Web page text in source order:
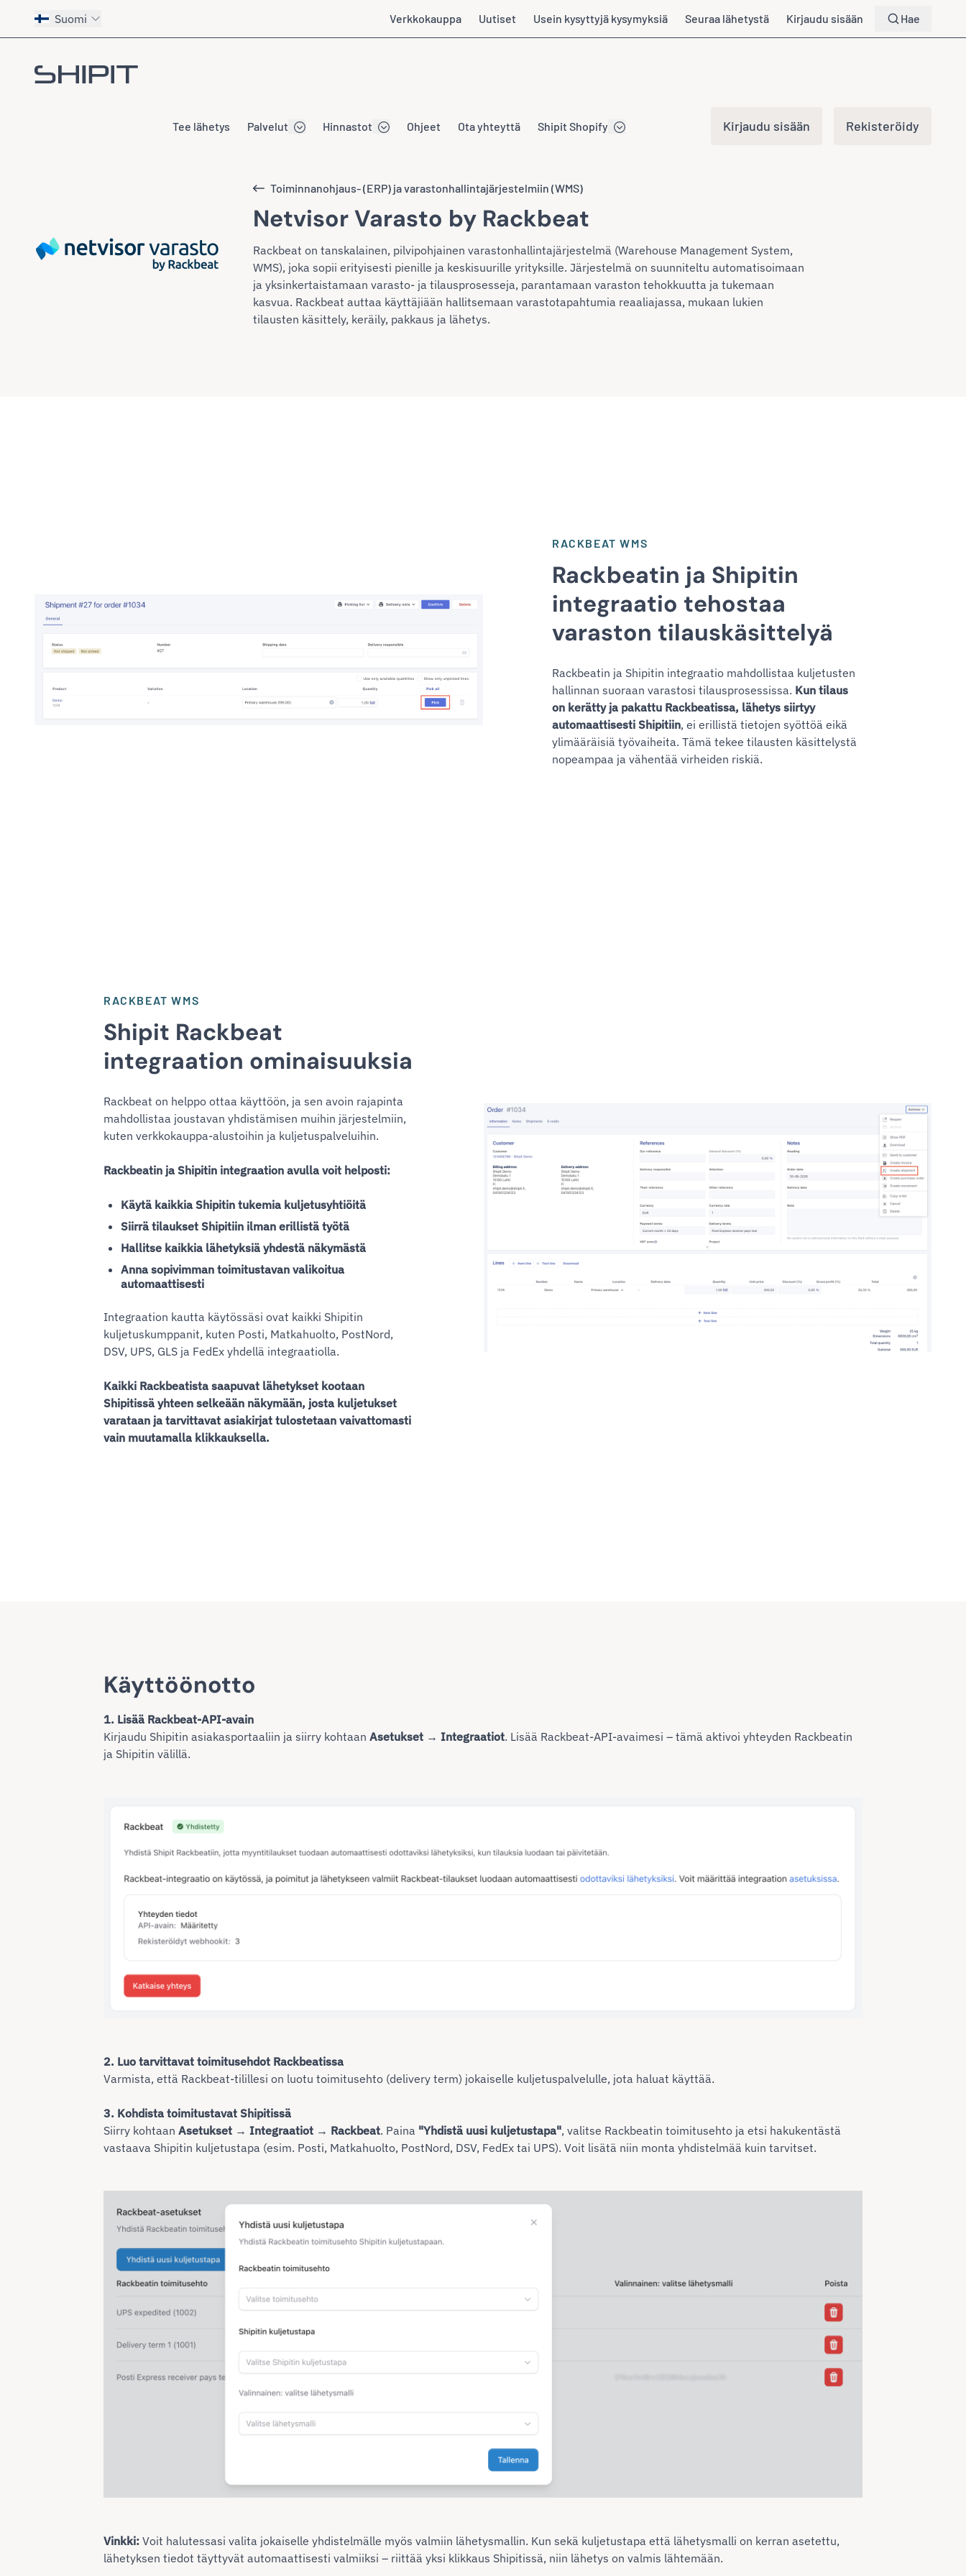
Suomi Verkkokauppa Uutiset Usein kysyttyjä kysymyksiä Seuraa lähetystä Kirjaudu sisään Hae
Siirry etusivulle
Tee lähetys Palvelut Hinnastot Ohjeet Ota yhteyttä Shipit Shopify Kirjaudu sisään Rekisteröidy
Toiminnanohjaus- (ERP) ja varastonhallintajärjestelmiin (WMS)
Netvisor Varasto by Rackbeat
Rackbeat on tanskalainen, pilvipohjainen varastonhallintajärjestelmä (Warehouse Management System,
WMS), joka sopii erityisesti pienille ja keskisuurille yrityksille. Järjestelmä on suunniteltu automatisoimaan
ja yksinkertaistamaan varasto- ja tilausprosesseja, parantamaan varaston tehokkuutta ja tukemaan
kasvua. Rackbeat auttaa käyttäjiään hallitsemaan varastotapahtumia reaaliajassa, mukaan lukien
tilausten käsittely, keräily, pakkaus ja lähetys.
RACKBEAT WMS
Rackbeatin ja Shipitin
integraatio tehostaa
varaston tilauskäsittelyä
Rackbeatin ja Shipitin integraatio mahdollistaa kuljetusten
hallinnan suoraan varastosi tilausprosessissa. Kun tilaus
on kerätty ja pakattu Rackbeatissa, lähetys siirtyy
automaattisesti Shipitiin, ei erillistä tietojen syöttöä eikä
ylimääräisiä työvaiheita. Tämä tekee tilausten käsittelystä
nopeampaa ja vähentää virheiden riskiä.
RACKBEAT WMS
Shipit Rackbeat
integraation ominaisuuksia
Rackbeat on helppo ottaa käyttöön, ja sen avoin rajapinta
mahdollistaa joustavan yhdistämisen muihin järjestelmiin,
kuten verkkokauppa-alustoihin ja kuljetuspalveluihin.
Rackbeatin ja Shipitin integraation avulla voit helposti:
Käytä kaikkia Shipitin tukemia kuljetusyhtiöitä
Siirrä tilaukset Shipitiin ilman erillistä työtä
Hallitse kaikkia lähetyksiä yhdestä näkymästä
Anna sopivimman toimitustavan valikoitua
automaattisesti
Integraation kautta käytössäsi ovat kaikki Shipitin
kuljetuskumppanit, kuten Posti, Matkahuolto, PostNord,
DSV, UPS, GLS ja FedEx yhdellä integraatiolla.
Kaikki Rackbeatista saapuvat lähetykset kootaan
Shipitissä yhteen selkeään näkymään, josta kuljetukset
varataan ja tarvittavat asiakirjat tulostetaan vaivattomasti
vain muutamalla klikkauksella.
Käyttöönotto
1. Lisää Rackbeat-API-avain
Kirjaudu Shipitin asiakasportaaliin ja siirry kohtaan Asetukset → Integraatiot. Lisää Rackbeat-API-avaimesi – tämä aktivoi yhteyden Rackbeatin
ja Shipitin välillä.
2. Luo tarvittavat toimitusehdot Rackbeatissa
Varmista, että Rackbeat-tilillesi on luotu toimitusehto (delivery term) jokaiselle kuljetuspalvelulle, jota haluat käyttää.
3. Kohdista toimitustavat Shipitissä
Siirry kohtaan Asetukset → Integraatiot → Rackbeat. Paina "Yhdistä uusi kuljetustapa", valitse Rackbeatin toimitusehto ja etsi hakukentästä
vastaava Shipitin kuljetustapa (esim. Posti, Matkahuolto, PostNord, DSV, FedEx tai UPS). Voit lisätä niin monta yhdistelmää kuin tarvitset.
Vinkki: Voit halutessasi valita jokaiselle yhdistelmälle myös valmiin lähetysmallin. Kun sekä kuljetustapa että lähetysmalli on kerran asetettu,
lähetyksen tiedot täyttyvät automaattisesti valmiiksi – riittää yksi klikkaus Shipitissä, niin lähetys on valmis lähtemään.